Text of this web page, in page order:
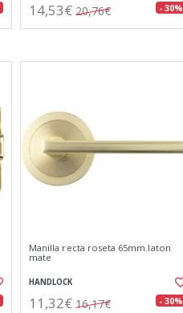
14,53€ 20,76€ - 30%
Manilla recta roseta 65mm.laton
mate
HANDLOCK
11,32€ 16,17€ - 30%